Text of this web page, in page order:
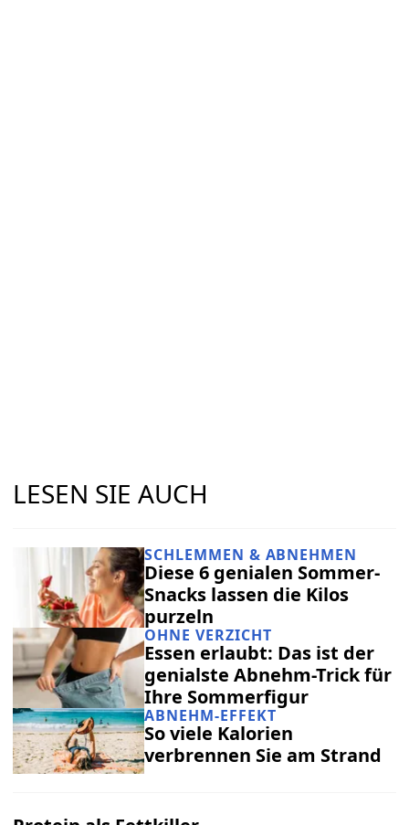
LESEN SIE AUCH
SCHLEMMEN & ABNEHMEN
Diese 6 genialen Sommer-
Snacks lassen die Kilos
purzeln
OHNE VERZICHT
Essen erlaubt: Das ist der
genialste Abnehm-Trick für
Ihre Sommerfigur
ABNEHM-EFFEKT
So viele Kalorien
verbrennen Sie am Strand